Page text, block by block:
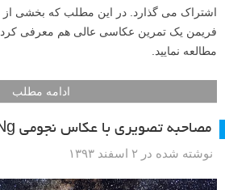
اشتراک می گذارد. در این مطلب که بخشی از
فریمن یک تمرین عکاسی عالی هم معرفی کرده
مطالعه نمایید.
ادامه مطلب
مصاحبه تصویری با عکاس نجومی Justin Ng
نوشته شده در ۲ اسفند ۱۳۹۳